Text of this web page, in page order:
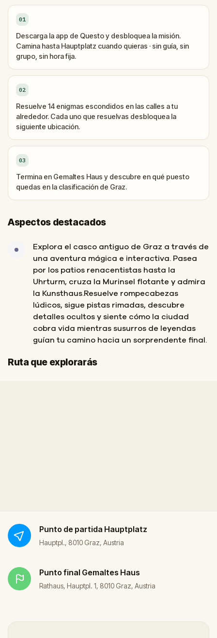
01
Descarga la app de Questo y desbloquea la misión.
Camina hasta Hauptplatz cuando quieras · sin guía, sin
grupo, sin hora fija.
02
Resuelve 14 enigmas escondidos en las calles a tu
alrededor. Cada uno que resuelvas desbloquea la
siguiente ubicación.
03
Termina en Gemaltes Haus y descubre en qué puesto
quedas en la clasificación de Graz.
Aspectos destacados
Explora el casco antiguo de Graz a través de
una aventura mágica e interactiva. Pasea
por los patios renacentistas hasta la
Uhrturm, cruza la Murinsel flotante y admira
la Kunsthaus.Resuelve rompecabezas
lúdicos, sigue pistas rimadas, descubre
detalles ocultos y siente cómo la ciudad
cobra vida mientras susurros de leyendas
guían tu camino hacia un sorprendente final.
Ruta que explorarás
Inicio
Final
Punto de partida Hauptplatz
Hauptpl., 8010 Graz, Austria
Punto final Gemaltes Haus
Rathaus, Hauptpl. 1, 8010 Graz, Austria